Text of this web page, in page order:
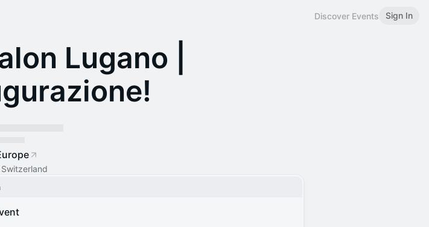
Discover Events Sign In
Lugano |